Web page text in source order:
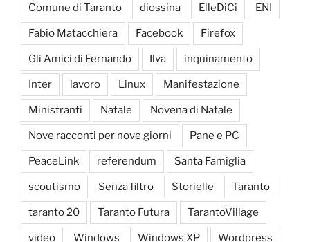
Comune di Taranto diossina ElleDiCi ENI
Fabio Matacchiera Facebook Firefox
Gli Amici di Fernando Ilva inquinamento
Inter lavoro Linux Manifestazione
Ministranti Natale Novena di Natale
Nove racconti per nove giorni Pane e PC
PeaceLink referendum Santa Famiglia
scoutismo Senza filtro Storielle Taranto
taranto 20 Taranto Futura TarantoVillage
video Windows Windows XP Wordpress